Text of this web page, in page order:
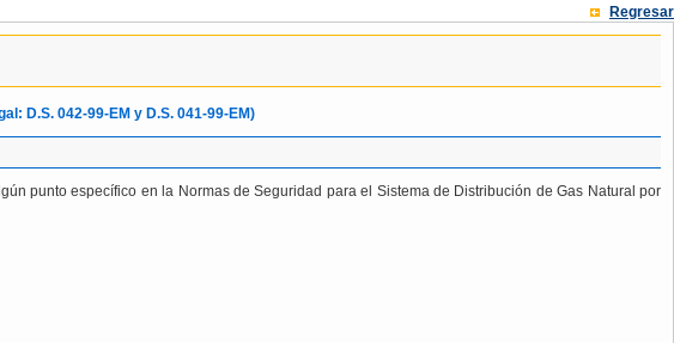
Regresar
D.S. 042-99-EM y D.S. 041-99-EM)
punto específico en la Normas de Seguridad para el Sistema de Distribución de Gas Natural por